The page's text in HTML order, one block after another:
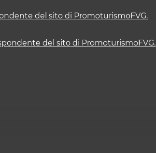
del sito di PromoturismoFVG.
del sito di PromoturismoFVG.